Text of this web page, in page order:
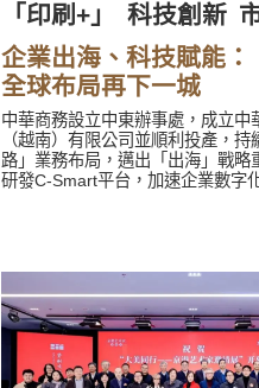
「印刷+」 科技創新
企業出海、科技賦能：
全球布局再下一城
中華商務設立中東辦事處，成立中
（越南）有限公司並順利投產，持
路」業務布局，邁出「出海」戰略
研發C-Smart平台，加速企業數字
會，展現創新技術，實現業務拓展